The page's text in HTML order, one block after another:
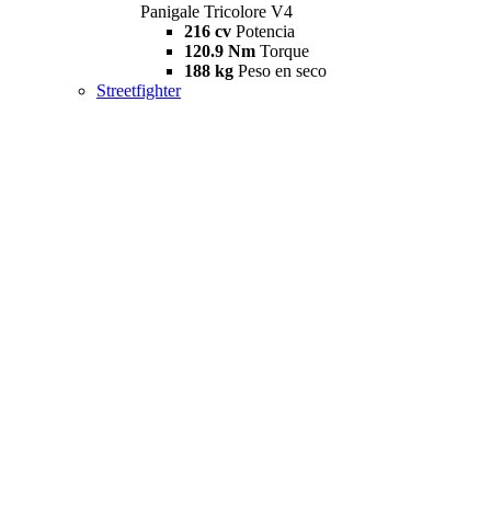
Panigale Tricolore V4
216 cv Potencia
120.9 Nm Torque
188 kg Peso en seco
Streetfighter